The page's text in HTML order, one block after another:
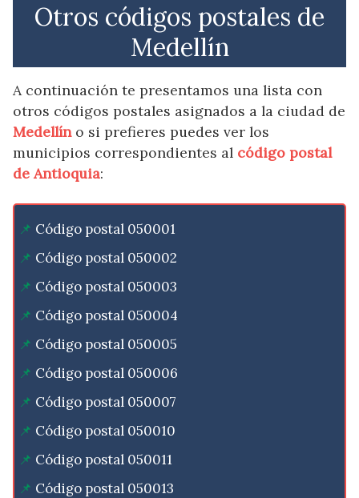
Otros códigos postales de
Medellín
A continuación te presentamos una lista con
otros códigos postales asignados a la ciudad de
Medellíno si prefieres puedes ver los
municipios correspondientes al código postal
de Antioquia:
Código postal 050001
Código postal 050002
Código postal 050003
Código postal 050004
Código postal 050005
Código postal 050006
Código postal 050007
Código postal 050010
Código postal 050011
Código postal 050013